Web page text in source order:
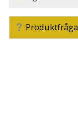
Produktfråga